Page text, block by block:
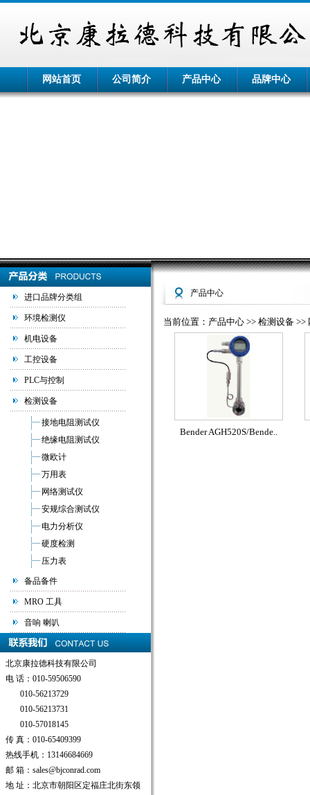
网站首页 公司简介 产品中心 品牌中心
进口品牌分类组
环境检测仪
机电设备
工控设备
PLC与控制
检测设备
接地电阻测试仪
绝缘电阻测试仪
微欧计
万用表
网络测试仪
安规综合测试仪
电力分析仪
硬度检测
压力表
备品备件
MRO 工具
音响 喇叭
北京康拉德科技有限公司
电 话：010-59506590
010-56213729
010-56213731
010-57018145
传 真：010-65409399
热线手机：13146684669
邮 箱：sales@bjconrad.com
地 址：北京市朝阳区定福庄北街东领
产品中心
当前位置：产品中心 >> 检测设备 >>
Bender AGH520S/Bende..